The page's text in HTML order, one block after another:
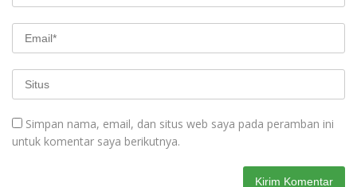
Simpan nama, email, dan situs web saya pada peramban ini
untuk komentar saya berikutnya.